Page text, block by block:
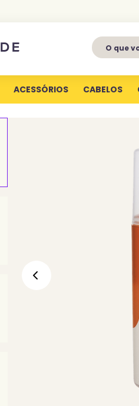
O que
ACESSÓRIOS CABELOS